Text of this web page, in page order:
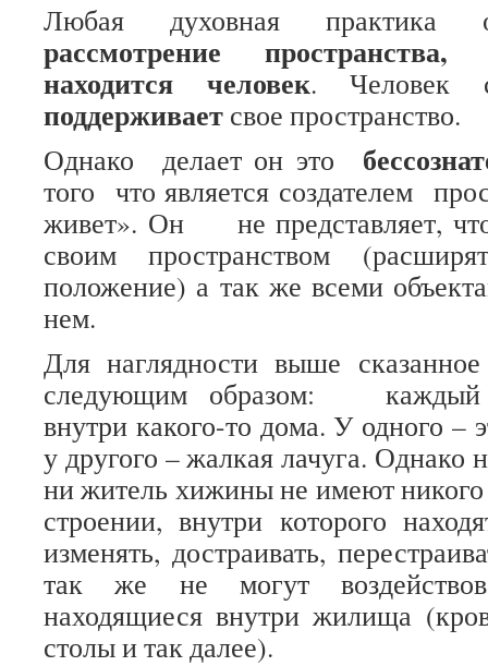
Любая духовная практика
рассмотрение
находится человек.
поддерживает свое пространство.
Однако делает он это
того что является создателем
живет». Он не представляет,
своим пространством
положение) а так же всеми
нем.
Для наглядности выше
следующим образом: каждый
внутри какого-то дома. У одного –
у другого – жалкая лачуга. Однако
ни житель хижины не имеют никого
строении, внутри которого
изменять, достраивать,
так же не могут
находящиеся внутри жилища
столы и так далее).